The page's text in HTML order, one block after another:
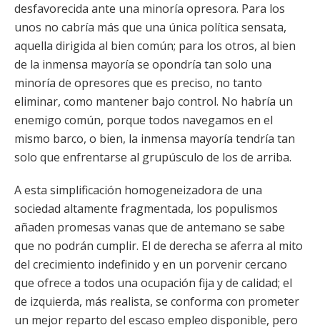
desfavorecida ante una minoría opresora. Para los
unos no cabría más que una única política sensata,
aquella dirigida al bien común; para los otros, al bien
de la inmensa mayoría se opondría tan solo una
minoría de opresores que es preciso, no tanto
eliminar, como mantener bajo control. No habría un
enemigo común, porque todos navegamos en el
mismo barco, o bien, la inmensa mayoría tendría tan
solo que enfrentarse al grupúsculo de los de arriba.
A esta simplificación homogeneizadora de una
sociedad altamente fragmentada, los populismos
añaden promesas vanas que de antemano se sabe
que no podrán cumplir. El de derecha se aferra al mito
del crecimiento indefinido y en un porvenir cercano
que ofrece a todos una ocupación fija y de calidad; el
de izquierda, más realista, se conforma con prometer
un mejor reparto del escaso empleo disponible, pero